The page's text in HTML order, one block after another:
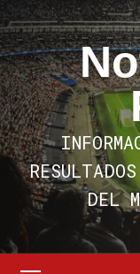
Saltar
al
contenido
DEL